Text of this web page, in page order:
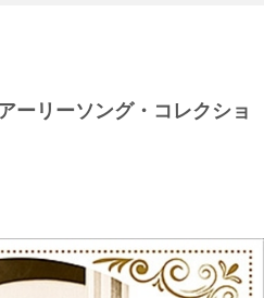
リーソング・コレクショ